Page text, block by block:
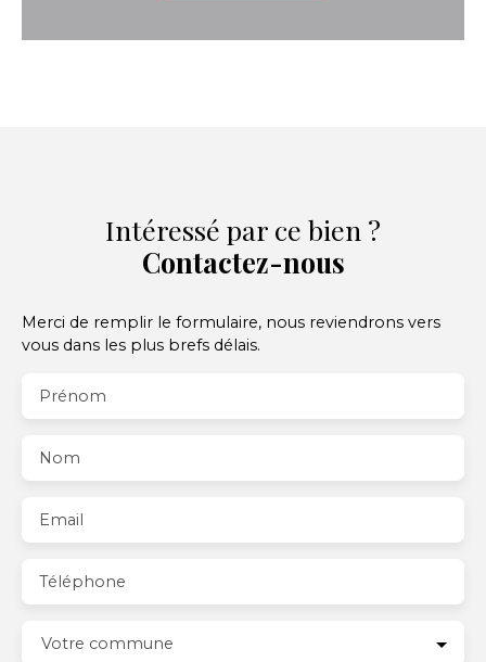
Intéressé par ce bien ?
Contactez-nous
Merci de remplir le formulaire, nous reviendrons vers
vous dans les plus brefs délais.
Prénom
Nom
Email
Téléphone
Votre commune